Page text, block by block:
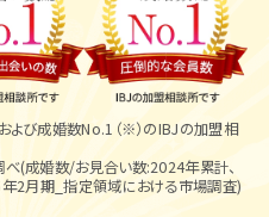
よび成婚数No.1（※）のIBJの加盟相
べ(成婚数/お見合い数:2024年累計、
2月期_指定領域における市場調査)